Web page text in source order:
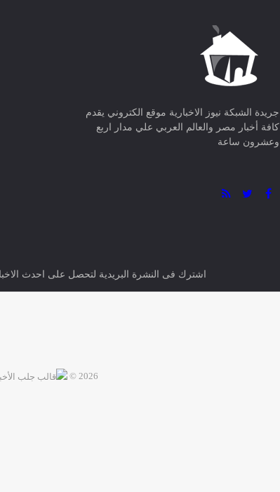
جريدة الشبكة نيوز الاخبارية موقع الكتروني يقدم
كافة أخبار مصر والعالم العربي علي مدار اربع
وعشرون ساعة
اشترك فى النشرة البريدية لتحصل على احدث الاخبار
2026 ©